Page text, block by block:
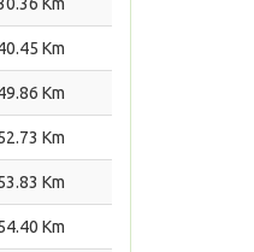
Km
Km
Km
Km
Km